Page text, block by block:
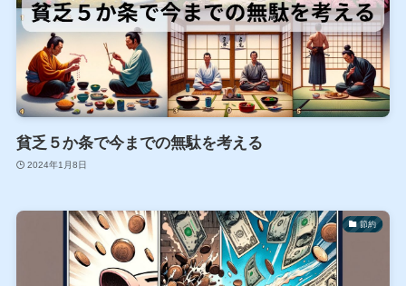
貧乏５か条で今までの無駄を考える
2024年1月8日
節約